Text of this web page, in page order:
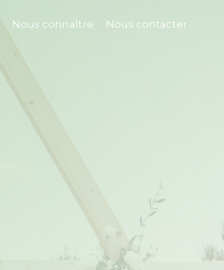
Nous connaître Nous contacter